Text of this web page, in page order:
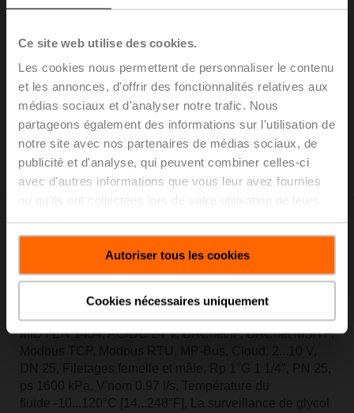
Ce site web utilise des cookies.
Les cookies nous permettent de personnaliser le contenu
et les annonces, d'offrir des fonctionnalités relatives aux
médias sociaux et d'analyser notre trafic. Nous
partageons également des informations sur l'utilisation de
notre site avec nos partenaires de médias sociaux, de
publicité et d'analyse, qui peuvent combiner celles-ci
avec d'autres informations que vous leur avez fournies
ou qu'ils ont collectées lors de votre utilisation de leurs
Autoriser tous les cookies
Cookies nécessaires uniquement
fonction de sécurité, AC/DC 24 V, BACnet/IP, BACnet
2...10 V, DN 25, Filetages femelle et mâle,
Rp 1"G 1 1/4", PN 25, ps 1600 kPa, V'nom 0.97 l/s,
Température du fluide -10...120°C [14...248°F], La
surveillance de glycol mesure
Liste de prix: 2.450,00 EUR
Ajouter au
panier
Ajouter à la liste de projets
EV025R2+MID
Electr. Belimo Energy Valve™ électr. 2 voies PI-CCV
MID / EN 1434, AC/DC 24 V, BACnet/IP, BACnet MS/TP,
fluide -10...120°C [14...248°F], La surveillance de glycol